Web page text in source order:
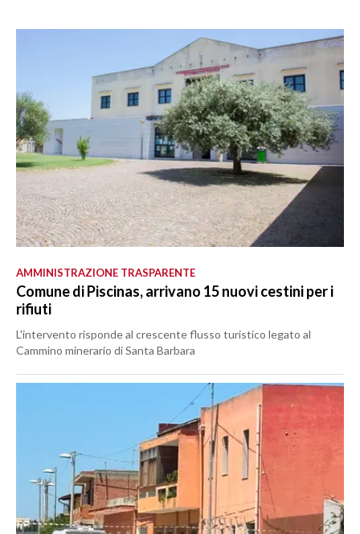
AMMINISTRAZIONE TRASPARENTE
Comune di Piscinas, arrivano 15 nuovi cestini per i
rifiuti
L'intervento risponde al crescente flusso turistico legato al
Cammino minerario di Santa Barbara